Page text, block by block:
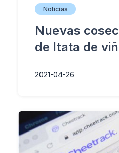
Noticias
Nuevas
de Itata de
2021-04-26